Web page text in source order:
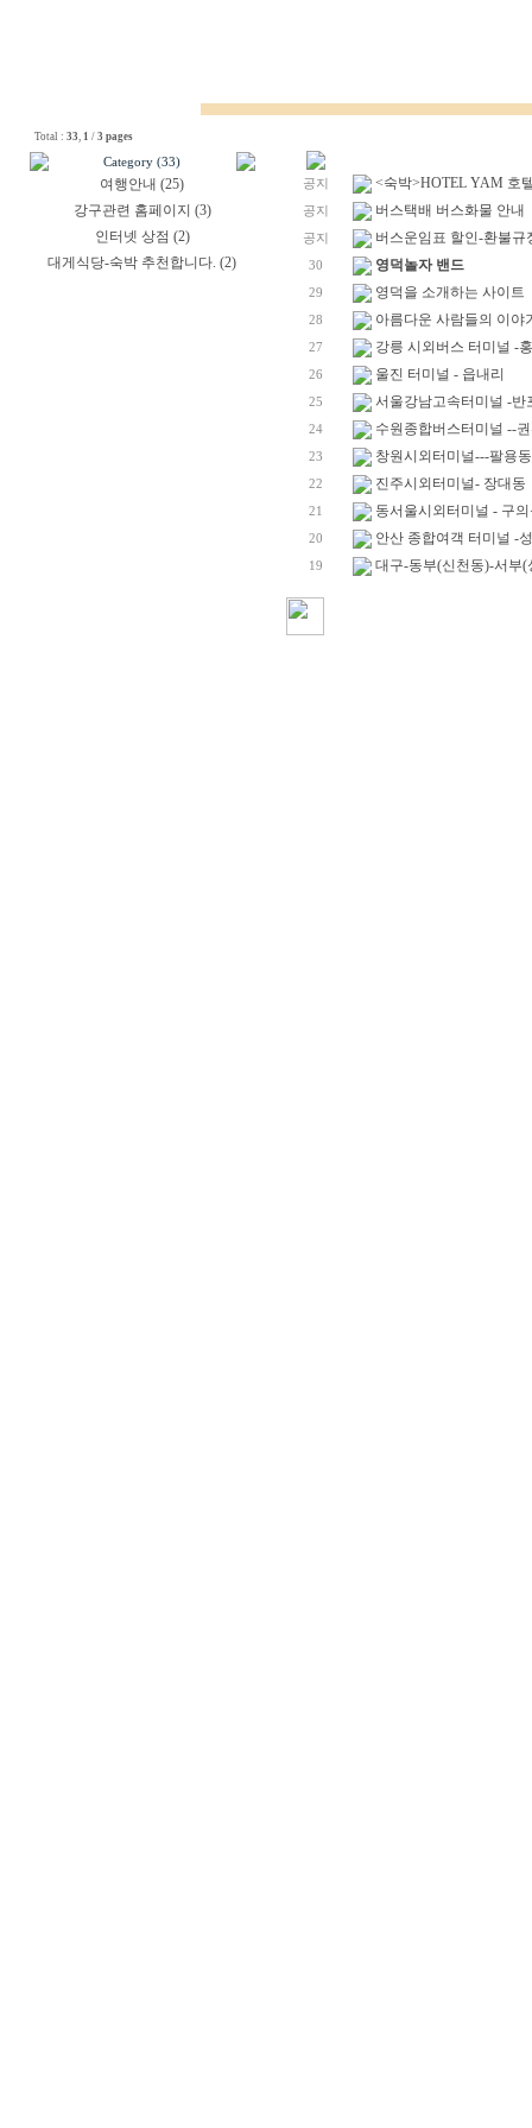
Total : 33, 1 / 3 pages
Category (33)
여행안내 (25)
강구관련 홈페이지 (3)
인터넷 상점 (2)
대게식당-숙박 추천합니다. (2)
공지 <숙박>HOTEL YAM 호
공지 버스택배 버스화물 안내
공지 버스운임표 할인-환불규
30 영덕놀자 밴드
29 영덕을 소개하는 사이트
28 아름다운 사람들의 이야
27 강릉 시외버스 터미널 -
26 울진 터미널 - 읍내리
25 서울강남고속터미널 -반
24 수원종합버스터미널 --
23 창원시외터미널---팔용동
22 진주시외터미널- 장대동
21 동서울시외터미널 - 구
20 안산 종합여객 터미널 -
19 대구-동부(신천동)-서부